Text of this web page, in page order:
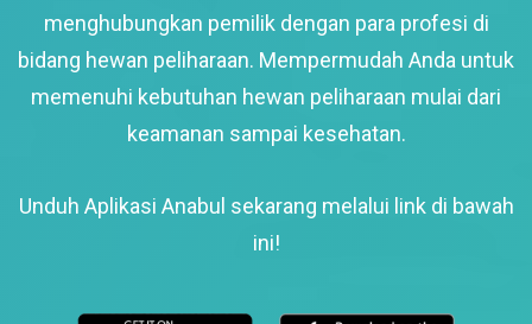
menghubungkan pemilik dengan para profesi di
bidang hewan peliharaan. Mempermudah Anda untuk
memenuhi kebutuhan hewan peliharaan mulai dari
keamanan sampai kesehatan.
Unduh Aplikasi Anabul sekarang melalui link di bawah
ini!